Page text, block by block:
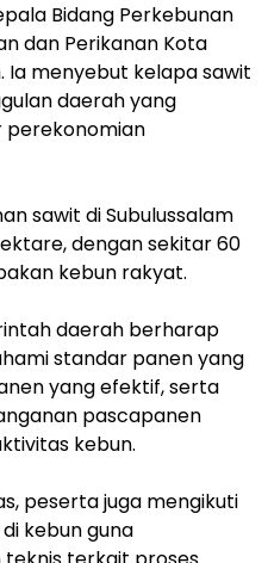
Bidang Perkebunan
dan Perikanan Kota
Ia menyebut kelapa sawit
daerah yang
perekonomian
sawit di Subulussalam
dengan sekitar 60
kebun rakyat.
daerah berharap
standar panen yang
yang efektif, serta
pascapanen
kebun.
peserta juga mengikuti
kebun guna